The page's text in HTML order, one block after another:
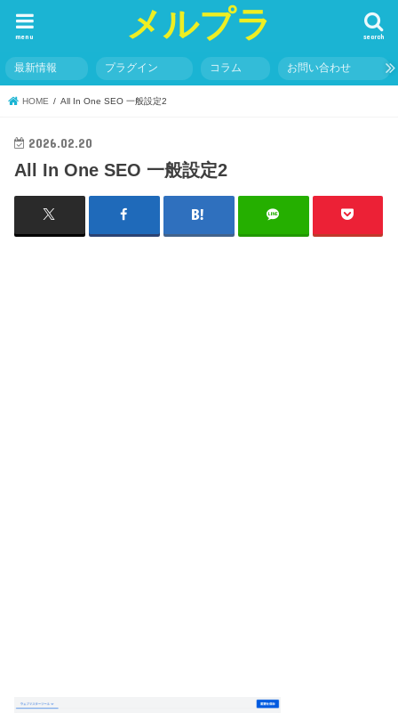
メルプラ search
menu
最新情報 プラグイン コラム お問い合わせ
HOME All In One SEO 一般設定2
2026.02.20
All In One SEO 一般設定2